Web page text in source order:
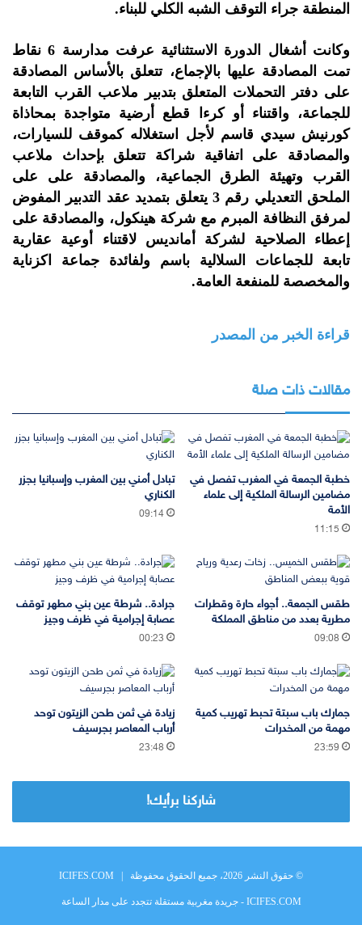
المنطقة جراء التوقف الشبه الكلي للبناء.
وكانت أشغال الدورة الاستثنائية عرفت مدارسة 6 نقاط
تمت المصادقة عليها بالإجماع، تتعلق بالأساس المصادقة
على دفتر التحملات المتعلق بتدبير ملاعب القرب التابعة
للجماعة، واقتناء أو كرءا قطع أرضية متواجدة بمحاذاة
كورنيش سيدي قاسم لأجل استغلاله كموقف للسيارات،
والمصادقة على اتفاقية شراكة تتعلق بإحداث ملاعب
القرب وتهيئة الطرق الجماعية، والمصادقة على على
الملحق التعديلي رقم 3 يتعلق بتمديد عقد التدبير المفوض
لمرفق النظافة المبرم مع شركة هينكول، والمصادقة على
إعطاء الصلاحية لشركة أمانديس لاقتناء أوعية عقارية
تابعة للجماعات السلالية باسم ولفائدة جماعة اكزناية
والمخصصة للمنفعة العامة.
قراءة الخبر من المصدر
مقالات ذات صلة
خطبة الجمعة في المغرب تفصل في
مضامين الرسالة الملكية إلى علماء
الأمة
11:15
تبادل أمني بين المغرب وإسبانيا بجزر
الكناري
09:14
طقس الجمعة.. أجواء حارة وقطرات
مطرية بعدد من مناطق المملكة
09:08
جرادة.. شرطة عين بني مطهر توقف
عصابة إجرامية في ظرف وجيز
00:23
جمارك باب سبتة تحبط تهريب كمية
مهمة من المخدرات
23:59
زيادة في ثمن طحن الزيتون توحد
أرباب المعاصر بجرسيف
23:48
شاركنا برأيك!
© حقوق النشر 2026، جميع الحقوق محفوظة | ICIFES.COM
ICIFES.COM - جريدة مغربية مستقلة تتجدد على مدار الساعة